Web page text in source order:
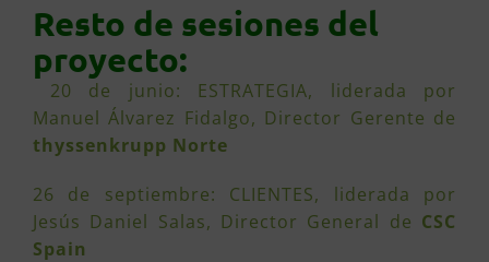
Resto de sesiones del
proyecto:
20 de junio: ESTRATEGIA, liderada por
Manuel Álvarez Fidalgo, Director Gerente de
thyssenkrupp Norte
26 de septiembre: CLIENTES, liderada por
Jesús Daniel Salas, Director General de CSC
Spain